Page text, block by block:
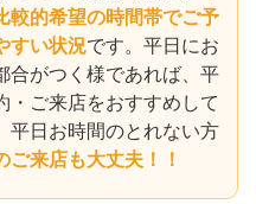
較的希望の時間帯でご予
すい状況です。平日にお
合がつく様であれば、平
・ご来店をおすすめして
平日お時間のとれない方
ご来店も大丈夫！！